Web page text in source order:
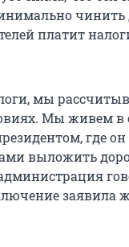
чинить
платит
мы
Мы живем в
где он
выложить
заявила